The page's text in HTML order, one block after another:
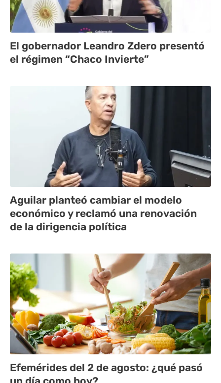
El gobernador Leandro Zdero presentó
el régimen “Chaco Invierte”
Aguilar planteó cambiar el modelo
económico y reclamó una renovación
de la dirigencia política
Efemérides del 2 de agosto: ¿qué pasó